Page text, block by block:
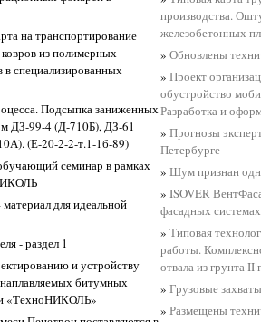
на транспортирование
из полимерных
специализированных
Подсыпка заниженных
ДЗ-99-4 (Д-710Б), ДЗ-61
(Е-20-2-2-т.1-1б-89)
семинар в рамках
для идеальной
- раздел 1
и устройству
битумных
«ТехноНИКОЛЬ»
производства.
железобетонных
» Обновлены
» Проект
обустройство
Разработка и
» Прогнозы
Петербурге
» Шум признан
» ISOVER
фасадных
» Типовая
работы.
отвала из грунта II
» Грузовые
» Размещены